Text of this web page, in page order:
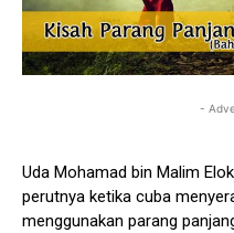
-
Uda Mohamad bin Malim
perutnya ketika cuba
menggunakan parang